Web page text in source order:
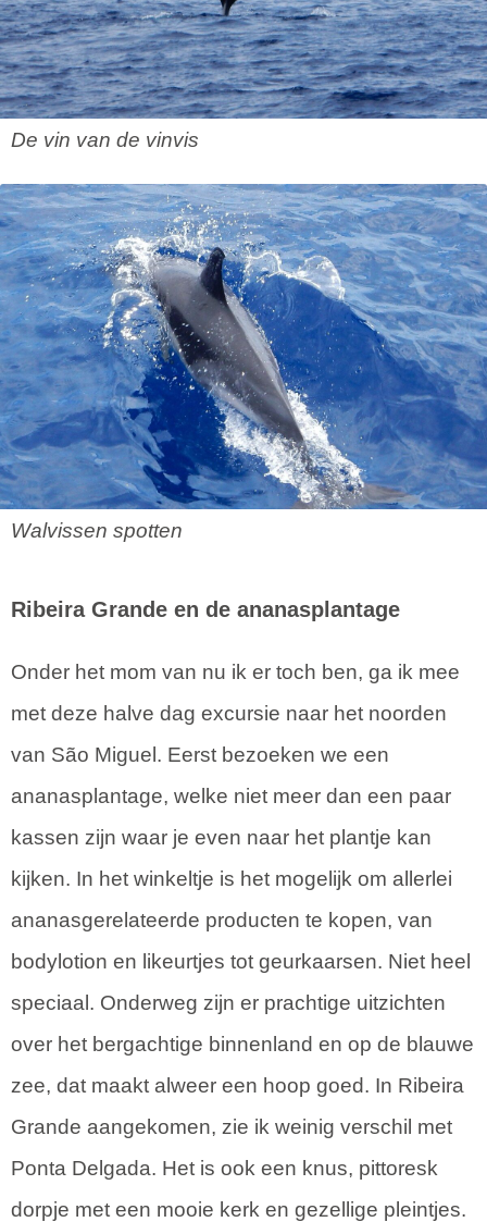
De vin van de vinvis
Walvissen spotten
Ribeira Grande en de ananasplantage
Onder het mom van nu ik er toch ben, ga ik mee
met deze halve dag excursie naar het noorden
van São Miguel. Eerst bezoeken we een
ananasplantage, welke niet meer dan een paar
kassen zijn waar je even naar het plantje kan
kijken. In het winkeltje is het mogelijk om allerlei
ananasgerelateerde producten te kopen, van
bodylotion en likeurtjes tot geurkaarsen. Niet heel
speciaal. Onderweg zijn er prachtige uitzichten
over het bergachtige binnenland en op de blauwe
zee, dat maakt alweer een hoop goed. In Ribeira
Grande aangekomen, zie ik weinig verschil met
Ponta Delgada. Het is ook een knus, pittoresk
dorpje met een mooie kerk en gezellige pleintjes.